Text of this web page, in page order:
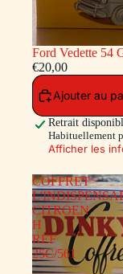
Ford Vedette 54
€20,00
Ajouter au
Retrait
Habituellement
Afficher les
COFFRET
CITROEN
H
REF
25C/561